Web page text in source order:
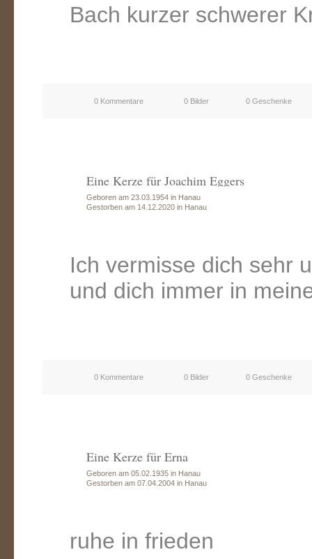
Bach kurzer schwerer
0 Kommentare 0 Bilder 0 Geschenke
Eine Kerze für Joachim Eggers
Geboren am 23.03.1954 in Hanau
Gestorben am 14.12.2020 in Hanau
Ich vermisse dich sehr
und dich immer in
0 Kommentare 0 Bilder 0 Geschenke
Eine Kerze für Erna
Geboren am 05.02.1935 in Hanau
Gestorben am 07.04.2004 in Hanau
ruhe in frieden